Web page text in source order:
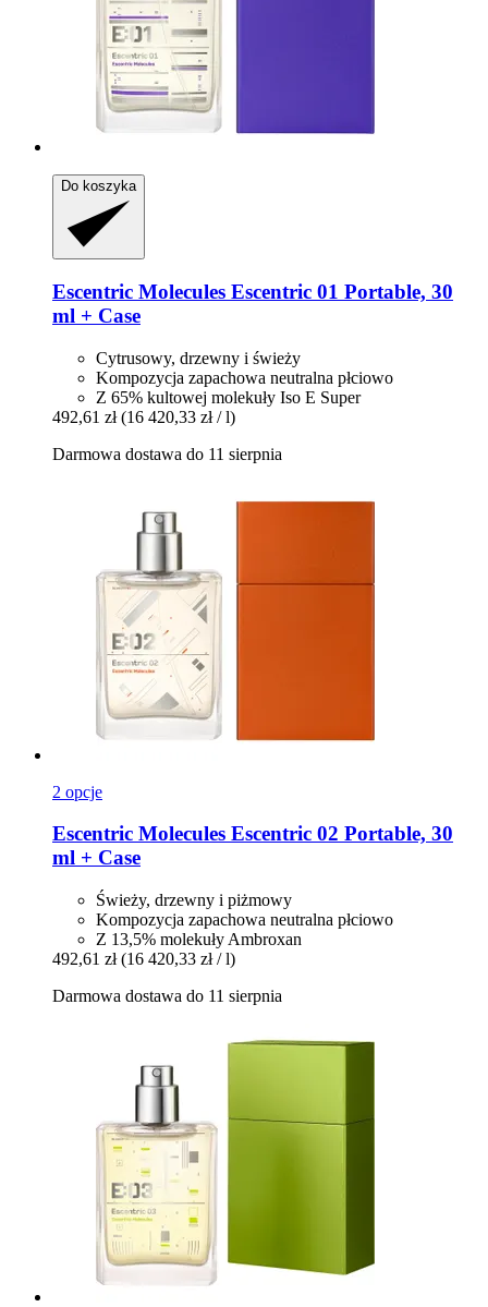
Do koszyka
Escentric Molecules Escentric 01 Portable, 30
ml + Case
Cytrusowy, drzewny i świeży
Kompozycja zapachowa neutralna płciowo
Z 65% kultowej molekuły Iso E Super
492,61 zł (16 420,33 zł / l)
Darmowa dostawa do 11 sierpnia
2 opcje
Escentric Molecules Escentric 02 Portable, 30
ml + Case
Świeży, drzewny i piżmowy
Kompozycja zapachowa neutralna płciowo
Z 13,5% molekuły Ambroxan
492,61 zł (16 420,33 zł / l)
Darmowa dostawa do 11 sierpnia